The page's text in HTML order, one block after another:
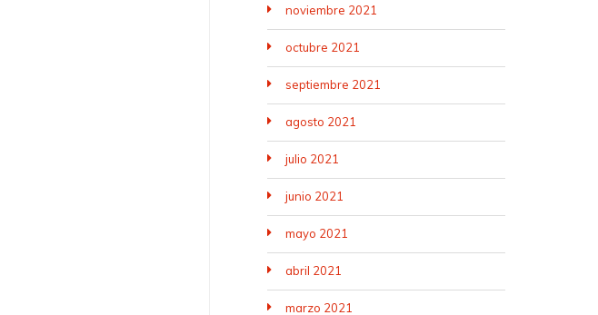
noviembre 2021
octubre 2021
septiembre 2021
agosto 2021
julio 2021
junio 2021
mayo 2021
abril 2021
marzo 2021